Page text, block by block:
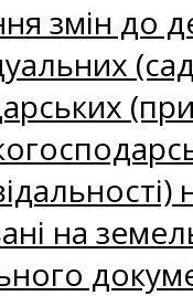
змін до
на